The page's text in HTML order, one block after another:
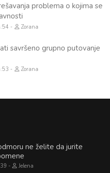
problema o kojima se
Zorana
savršeno grupno putovanje
Zorana
ne želite da jurite
Jelena